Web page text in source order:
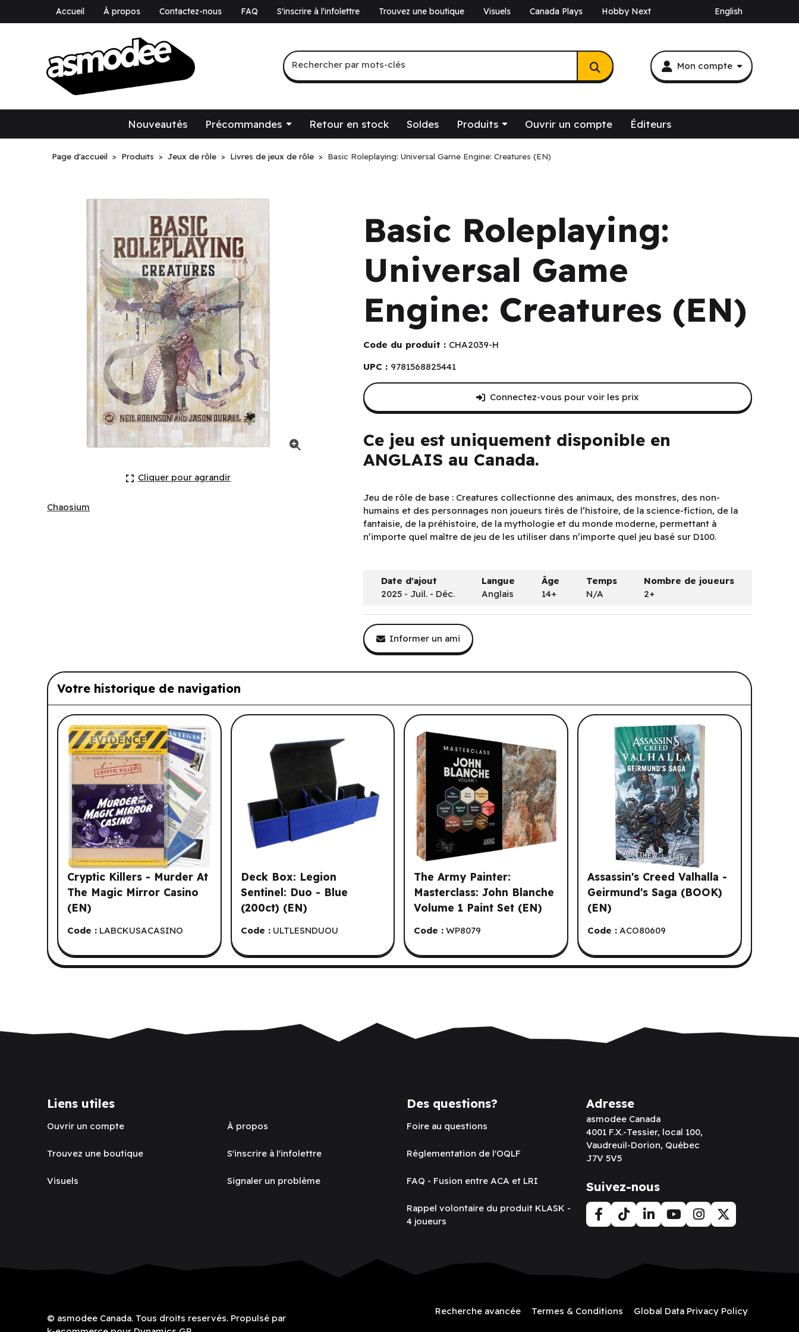
Accueil À propos Contactez-nous FAQ S'inscrire à l'infolettre Trouvez une boutique Visuels Canada Plays Hobby Next English
Mon compte
Recherche par mots-clés
Rechercher par mots-clés
Nouveautés Précommandes Retour en stock Soldes Produits Ouvrir un compte Éditeurs
Page d'accueil Produits Jeux de rôle Livres de jeux de rôle Basic Roleplaying: Universal Game Engine: Creatures (EN)
Cliquer pour agrandir
Chaosium
Basic Roleplaying:
Universal Game
Engine: Creatures (EN)
Code du produit : CHA2039-H
UPC : 9781568825441
Ce jeu est uniquement disponible en
ANGLAIS au Canada.
Jeu de rôle de base : Creatures collectionne des animaux, des monstres, des non-
humains et des personnages non joueurs tirés de l’histoire, de la science-fiction, de la
fantaisie, de la préhistoire, de la mythologie et du monde moderne, permettant à
n’importe quel maître de jeu de les utiliser dans n’importe quel jeu basé sur D100.
Connectez-vous pour voir les prix
Date d'ajout
2025 - Juil. - Déc.
Langue
Anglais
Âge
14+
Temps
N/A
Nombre de joueurs
2+
Informer un ami
Votre historique de navigation
Liste de produits suggérés: Votre historique de navigation.
Cryptic Killers - Murder At
The Magic Mirror Casino
(EN)
Code : LABCKUSACASINO
Deck Box: Legion
Sentinel: Duo - Blue
(200ct) (EN)
Code : ULTLESNDUOU
The Army Painter:
Masterclass: John Blanche
Volume 1 Paint Set (EN)
Code : WP8079
Assassin's Creed Valhalla -
Geirmund's Saga (BOOK)
(EN)
Code : ACO80609
Liens utiles
Ouvrir un compte
Trouvez une boutique
Visuels
À propos
S'inscrire à l'infolettre
Signaler un problème
Des questions?
Foire au questions
Réglementation de l'OQLF
FAQ - Fusion entre ACA et LRI
Rappel volontaire du produit KLASK -
4 joueurs
Adresse
asmodee Canada
4001 F.X.-Tessier, local 100,
Vaudreuil-Dorion, Québec
J7V 5V5
Suivez-nous
© asmodee Canada. Tous droits reservés. Propulsé par
Recherche avancée Termes & Conditions Global Data Privacy Policy